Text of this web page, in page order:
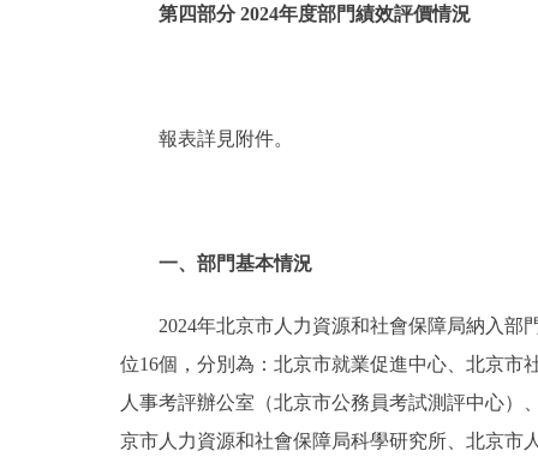
第四部分 2024年度部門績效評價情況
報表詳見附件。
一、部門基本情況
2024年北京市人力資源和社會保障局納入
位16個，分別為：北京市就業促進中心、北京市
人事考評辦公室（北京市公務員考試測評中心
京市人力資源和社會保障局科學研究所、北京市